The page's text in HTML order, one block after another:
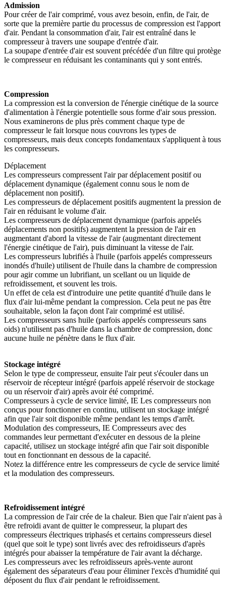
Admission
Pour créer de l'air comprimé, vous avez besoin, enfin, de l'air, de
sorte que la première partie du processus de compression est l'apport
d'air. Pendant la consommation d'air, l'air est entraîné dans le
compresseur à travers une soupape d'entrée d'air.
La soupape d'entrée d'air est souvent précédée d'un filtre qui protège
le compresseur en réduisant les contaminants qui y sont entrés.
Compression
La compression est la conversion de l'énergie cinétique de la source
d'alimentation à l'énergie potentielle sous forme d'air sous pression.
Nous examinerons de plus près comment chaque type de
compresseur le fait lorsque nous couvrons les types de
compresseurs, mais deux concepts fondamentaux s'appliquent à tous
les compresseurs.
Déplacement
Les compresseurs compressent l'air par déplacement positif ou
déplacement dynamique (également connu sous le nom de
déplacement non positif).
Les compresseurs de déplacement positifs augmentent la pression de
l'air en réduisant le volume d'air.
Les compresseurs de déplacement dynamique (parfois appelés
déplacements non positifs) augmentent la pression de l'air en
augmentant d'abord la vitesse de l'air (augmentant directement
l'énergie cinétique de l'air), puis diminuant la vitesse de l'air.
Les compresseurs lubrifiés à l'huile (parfois appelés compresseurs
inondés d'huile) utilisent de l'huile dans la chambre de compression
pour agir comme un lubrifiant, un scellant ou un liquide de
refroidissement, et souvent les trois.
Un effet de cela est d'introduire une petite quantité d'huile dans le
flux d'air lui-même pendant la compression. Cela peut ne pas être
souhaitable, selon la façon dont l'air comprimé est utilisé.
Les compresseurs sans huile (parfois appelés compresseurs sans
oids) n'utilisent pas d'huile dans la chambre de compression, donc
aucune huile ne pénètre dans le flux d'air.
Stockage intégré
Selon le type de compresseur, ensuite l'air peut s'écouler dans un
réservoir de récepteur intégré (parfois appelé réservoir de stockage
ou un réservoir d'air) après avoir été comprimé.
Compresseurs à cycle de service limité, IE Les compresseurs non
conçus pour fonctionner en continu, utilisent un stockage intégré
afin que l'air soit disponible même pendant les temps d'arrêt.
Modulation des compresseurs, IE Compresseurs avec des
commandes leur permettant d'exécuter en dessous de la pleine
capacité, utilisez un stockage intégré afin que l'air soit disponible
tout en fonctionnant en dessous de la capacité.
Notez la différence entre les compresseurs de cycle de service limité
et la modulation des compresseurs.
Refroidissement intégré
La compression de l'air crée de la chaleur. Bien que l'air n'aient pas à
être refroidi avant de quitter le compresseur, la plupart des
compresseurs électriques triphasés et certains compresseurs diesel
(quel que soit le type) sont livrés avec des refroidisseurs d'après
intégrés pour abaisser la température de l'air avant la décharge.
Les compresseurs avec les refroidisseurs après-vente auront
également des séparateurs d'eau pour éliminer l'excès d'humidité qui
déposent du flux d'air pendant le refroidissement.